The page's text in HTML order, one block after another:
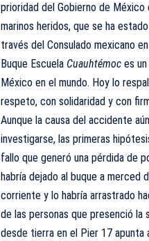
prioridad del Gobierno de México
marinos heridos, que se ha
través del Consulado mexicano
Buque Escuela Cuauhtémoc es
México en el mundo. Hoy lo
respeto, con solidaridad y con
Aunque la causa del accidente
investigarse, las primeras
fallo que generó una pérdida de
habría dejado al buque a merced
corriente y lo habría arrastrado
de las personas que presenció la
desde tierra en el Pier 17 apunta